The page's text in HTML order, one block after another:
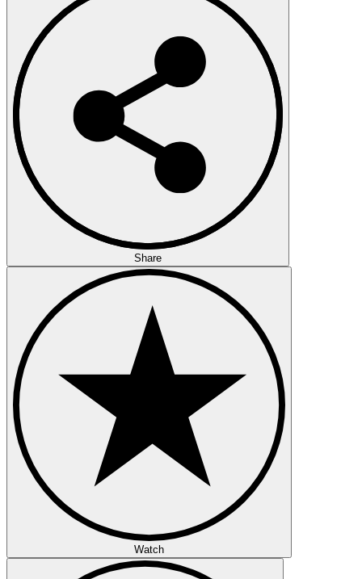
Share
Watch